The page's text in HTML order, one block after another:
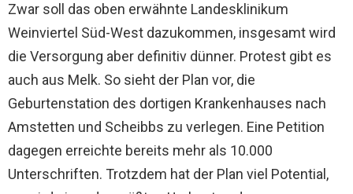
Zwar soll das oben erwähnte Landesklinikum
Weinviertel Süd-West dazukommen, insgesamt wird
die Versorgung aber definitiv dünner. Protest gibt es
auch aus Melk. So sieht der Plan vor, die
Geburtenstation des dortigen Krankenhauses nach
Amstetten und Scheibbs zu verlegen. Eine Petition
dagegen erreichte bereits mehr als 10.000
Unterschriften. Trotzdem hat der Plan viel Potential,